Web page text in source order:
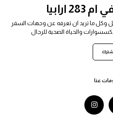
ارابيا
وكل ما تريد ان تعرفه عن وجهات السفر
والحياة الصحية للرجال
عنا